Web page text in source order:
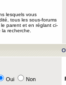
lesquels vous
tous les sous-forums
parent et en réglant ci-
recherche.
Oui Non